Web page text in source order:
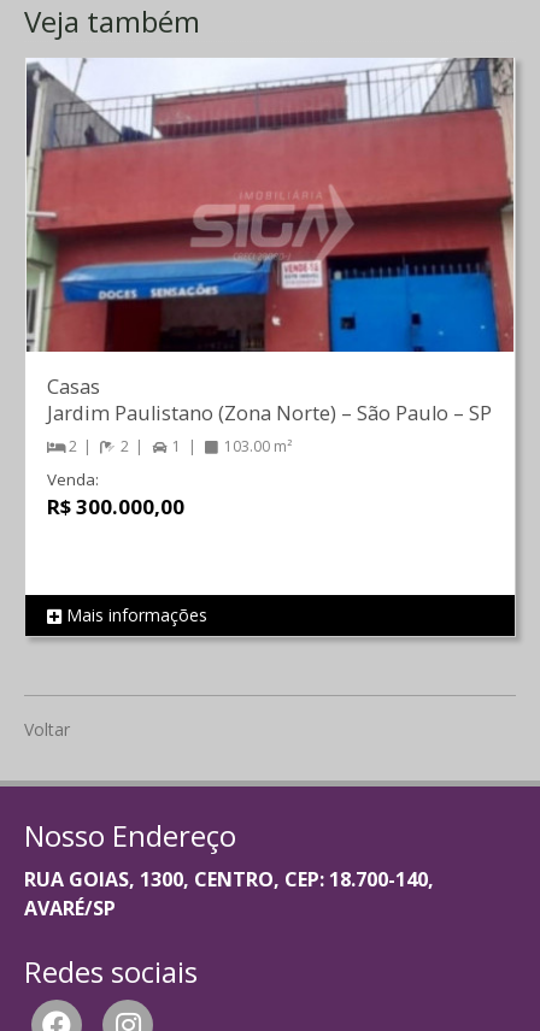
Veja também
REF 1150
Casas
Jardim Paulistano (Zona Norte) – São Paulo – SP
2 2 1 103.00 m²
Venda:
R$ 300.000,00
Mais informações
Voltar
Nosso Endereço
RUA GOIAS, 1300, CENTRO, CEP: 18.700-140,
AVARÉ/SP
Redes sociais